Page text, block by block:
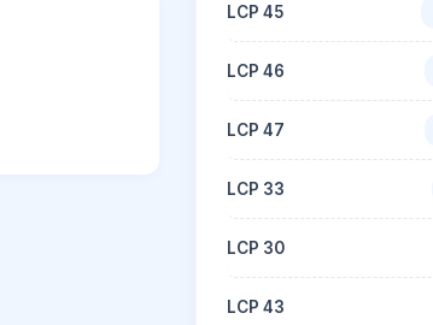
LCP 45
LCP 46
LCP 47
LCP 33
LCP 30
LCP 43